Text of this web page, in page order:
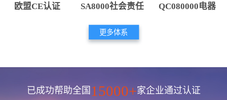
欧盟CE认证 SA8000社会责任 QC080000电器
更多体系
已成功帮助全国 15000+家企业通过认证